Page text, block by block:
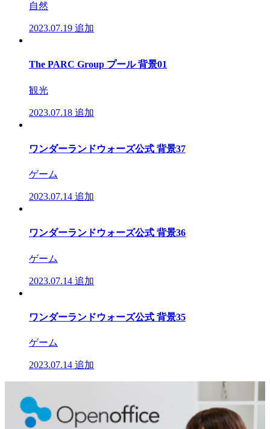
自然
2023.07.19 追加
The PARC Group プール 背景01
観光
2023.07.18 追加
ワンダーランドウォーズ公式 背景37
ゲーム
2023.07.14 追加
ワンダーランドウォーズ公式 背景36
ゲーム
2023.07.14 追加
ワンダーランドウォーズ公式 背景35
ゲーム
2023.07.14 追加